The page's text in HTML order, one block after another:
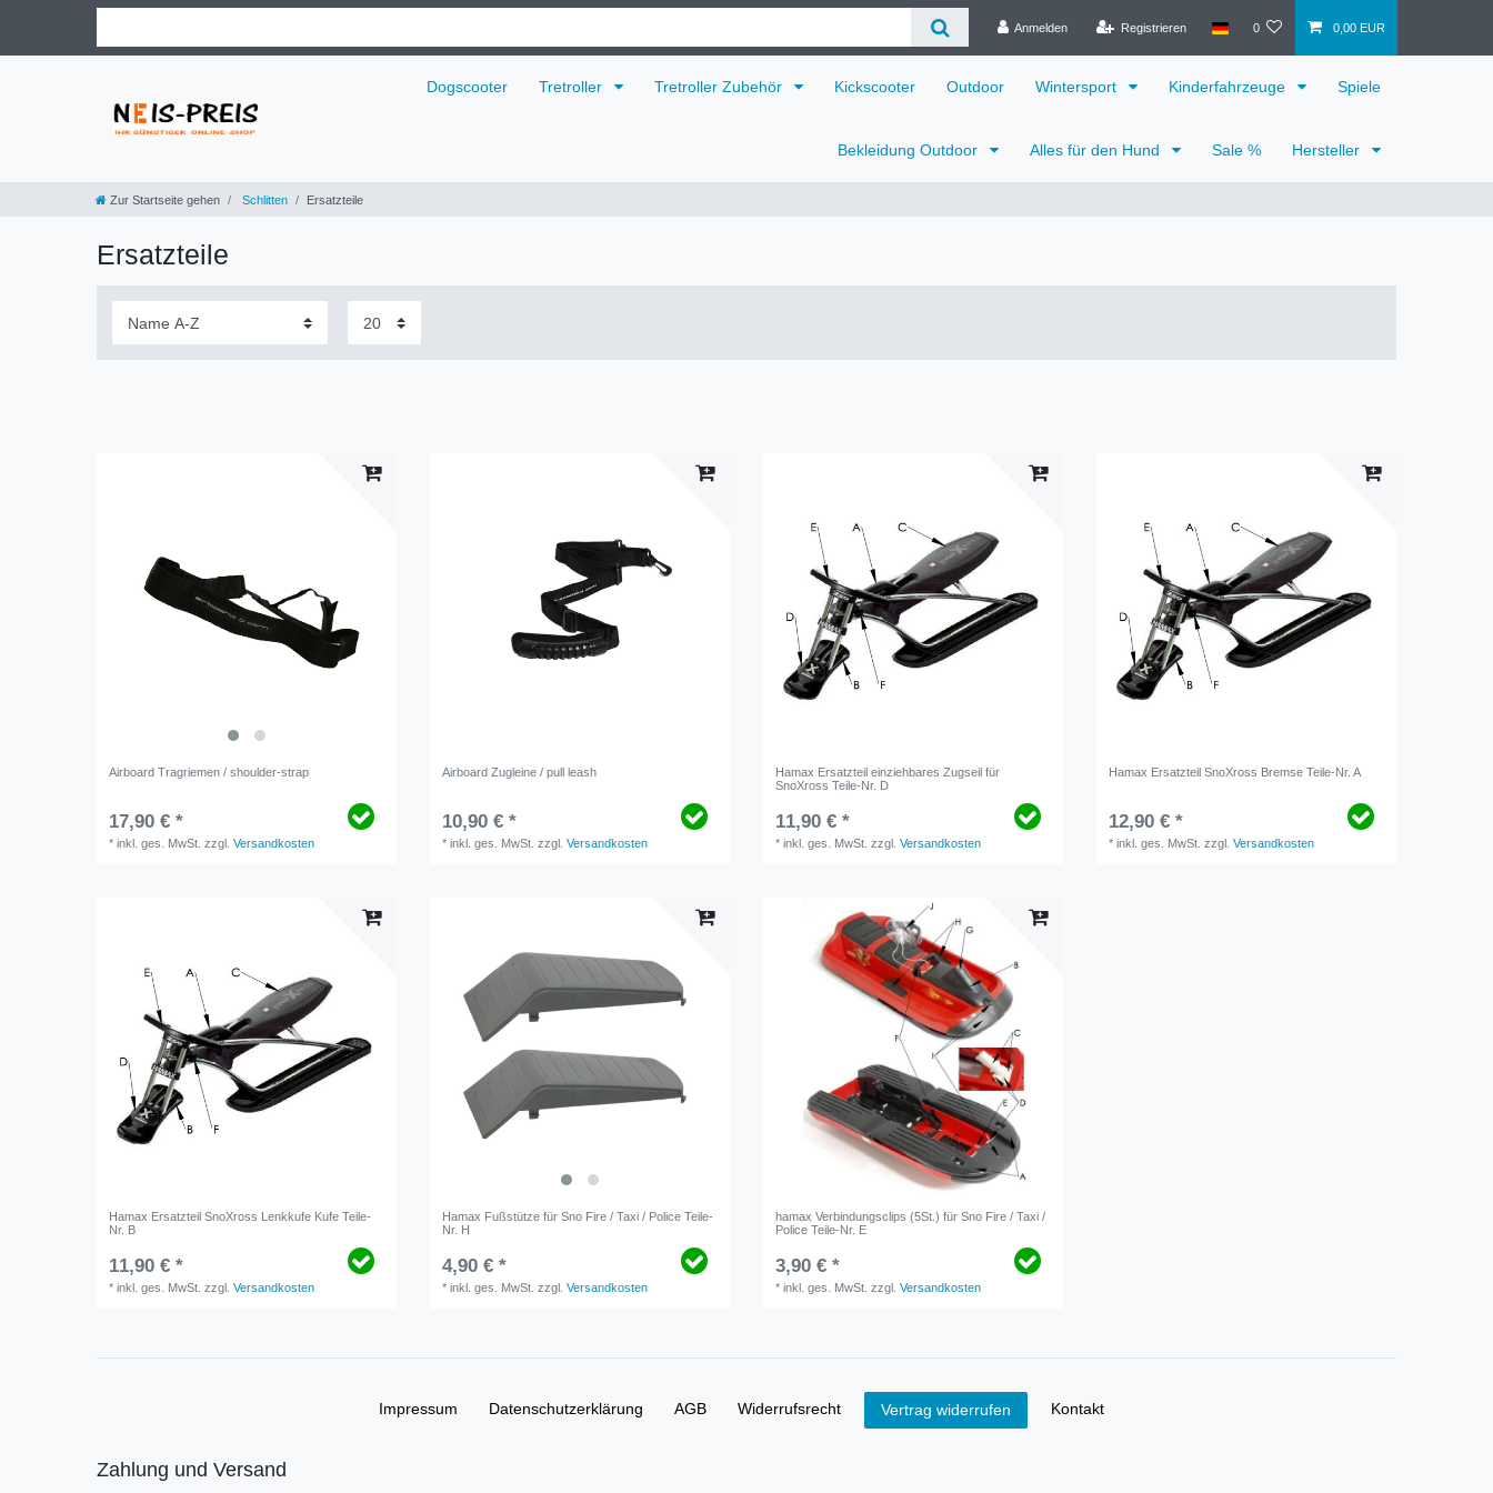
Anmelden Registrieren 0 0,00 EUR
Dogscooter Tretroller Tretroller Zubehör Kickscooter Outdoor Wintersport Kinderfahrzeuge Spiele
Bekleidung Outdoor Alles für den Hund Sale % Hersteller
Zur Startseite gehen Schlitten Ersatzteile
Ersatzteile
Airboard Tragriemen / shoulder-strap
17,90 € *
*inkl. ges. MwSt. zzgl.Versandkosten
Airboard Zugleine / pull leash
10,90 € *
*inkl. ges. MwSt. zzgl.Versandkosten
Hamax Ersatzteil einziehbares Zugseil für
SnoXross Teile-Nr. D
11,90 € *
*inkl. ges. MwSt. zzgl.Versandkosten
Hamax Ersatzteil SnoXross Bremse Teile-Nr. A
12,90 € *
*inkl. ges. MwSt. zzgl.Versandkosten
Hamax Ersatzteil SnoXross Lenkkufe Kufe Teile-
Nr. B
11,90 € *
*inkl. ges. MwSt. zzgl.Versandkosten
Hamax Fußstütze für Sno Fire / Taxi / Police Teile-
Nr. H
4,90 € *
*inkl. ges. MwSt. zzgl.Versandkosten
hamax Verbindungsclips (5St.) für Sno Fire / Taxi /
Police Teile-Nr. E
3,90 € *
*inkl. ges. MwSt. zzgl.Versandkosten
Impressum Daten­schutz­erklärung AGB Widerrufs­recht Vertrag widerrufen Kontakt
Zahlung und Versand